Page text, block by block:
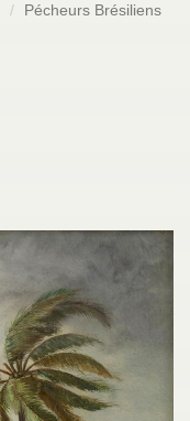
Pécheurs Brésiliens